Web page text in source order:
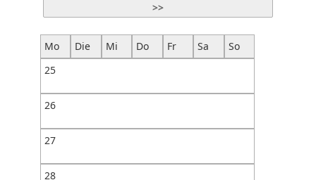
>>
Mo Die Mi Do Fr Sa
So
25
26
27
28